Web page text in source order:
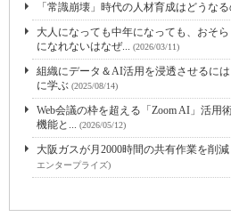
「常識崩壊」時代の人材育成はどうな
大人になっても中年になっても、おそ
になれないはなぜ... (2026/03/11)
組織にデータ＆AI活用を浸透させるに
に学ぶ (2025/08/14)
Web会議の枠を超える「Zoom AI」活
機能と... (2026/05/12)
大阪ガスが月2000時間の共有作業を削
エンタープライズ)